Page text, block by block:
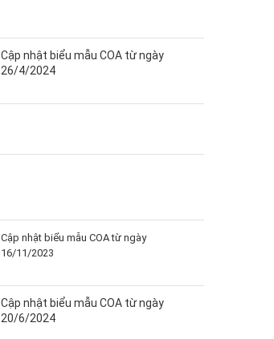
Cập nhật biểu mẫu COA từ ngày
26/4/2024
Cập nhật biểu mẫu COA từ ngày
16/11/2023
Cập nhật biểu mẫu COA từ ngày
20/6/2024